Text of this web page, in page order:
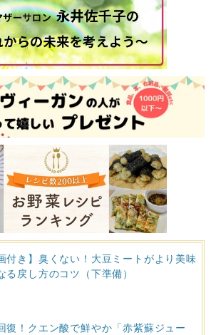
付き】臭くない！大豆ミートがより美味
る戻し方のコツ（下準備）
復！クエン酸で鮮やか「赤紫蘇ジュー